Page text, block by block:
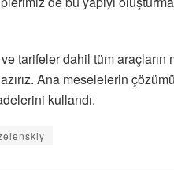
tarifeler dahil tüm araçların
Ana meselelerin
kullandı.